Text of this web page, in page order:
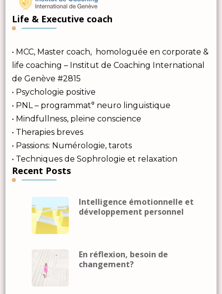
Life & Executive coach
• MCC, Master coach, homologuée en corporate &
life coaching – Institut de Coaching International
de Genève #2815
• Psychologie positive
• PNL – programmat° neuro linguistique
• Mindfullness, pleine conscience
• Therapies breves
• Passions: Numérologie, tarots
• Techniques de Sophrologie et relaxation
Recent Posts
Intelligence émotionnelle et
développement personnel
En réflexion, besoin de
changement?